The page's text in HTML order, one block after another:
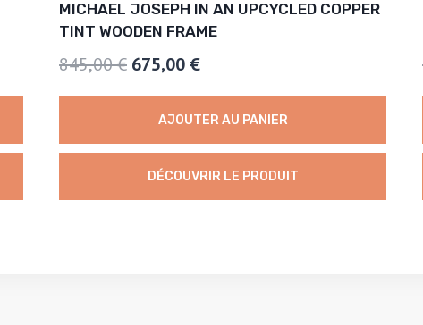
MICHAEL JOSEPH IN AN UPCYCLED COPPER
TINT WOODEN FRAME
845,00€ Le
prix
initial
était :
845,00 €.
675,00€Le
prix
actuel
est :
675,00 €.
AJOUTER AU PANIER
DÉCOUVRIR LE PRODUIT